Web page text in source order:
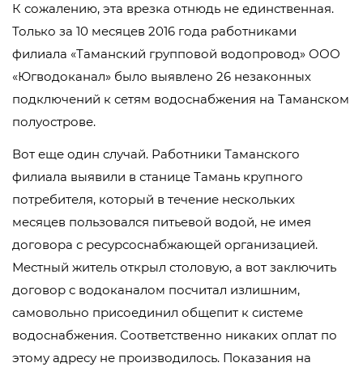
К сожалению, эта врезка отнюдь не единственная.
Только за 10 месяцев 2016 года работниками
филиала «Таманский групповой водопровод» ООО
«Югводоканал» было выявлено 26 незаконных
подключений к сетям водоснабжения на Таманском
полуострове.
Вот еще один случай. Работники Таманского
филиала выявили в станице Тамань крупного
потребителя, который в течение нескольких
месяцев пользовался питьевой водой, не имея
договора с ресурсоснабжающей организацией.
Местный житель открыл столовую, а вот заключить
договор с водоканалом посчитал излишним,
самовольно присоединил общепит к системе
водоснабжения. Соответственно никаких оплат по
этому адресу не производилось. Показания на